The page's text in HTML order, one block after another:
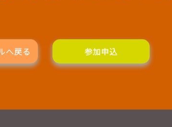
へ戻る 参加申込